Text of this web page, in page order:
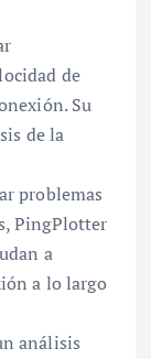
de
Su
de la
problemas
PingPlotter
a
a lo largo
análisis